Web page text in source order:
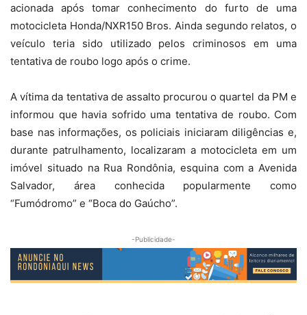
acionada após tomar conhecimento do furto de uma
motocicleta Honda/NXR150 Bros. Ainda segundo relatos, o
veículo teria sido utilizado pelos criminosos em uma
tentativa de roubo logo após o crime.
A vítima da tentativa de assalto procurou o quartel da PM e
informou que havia sofrido uma tentativa de roubo. Com
base nas informações, os policiais iniciaram diligências e,
durante patrulhamento, localizaram a motocicleta em um
imóvel situado na Rua Rondônia, esquina com a Avenida
Salvador, área conhecida popularmente como
“Fumódromo” e “Boca do Gaúcho”.
-Publicidade-